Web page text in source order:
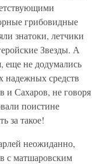
грибовидные
знатоки, летчики
Звезды. А
еще не додумались
надежных средств
и Сахаров, не говоря
поистине
за такое!
неожиданно,
с матшаровским